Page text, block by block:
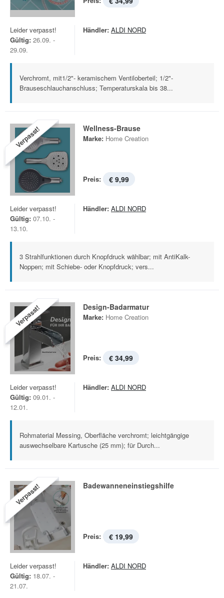
Leider verpasst!
Gültig: 26.09. -
29.09.
Händler: ALDI NORD
Verchromt, mit1/2"- keramischem Ventiloberteil; 1/2"-
Brauseschlauchanschluss; Temperaturskala bis 38...
Verpasst! Wellness-Brause
Marke: Home Creation
Preis: € 9,99
Leider verpasst!
Gültig: 07.10. -
13.10.
Händler: ALDI NORD
3 Strahlfunktionen durch Knopfdruck wählbar; mit AntiKalk-
Noppen; mit Schiebe- oder Knopfdruck; vers...
Verpasst! Design-Badarmatur
Marke: Home Creation
Preis: € 34,99
Leider verpasst!
Gültig: 09.01. -
12.01.
Händler: ALDI NORD
Rohmaterial Messing, Oberfläche verchromt; leichtgängige
auswechselbare Kartusche (25 mm); für Durch...
Verpasst! Badewanneneinstiegshilfe
Preis: € 19,99
Leider verpasst!
Gültig: 18.07. -
21.07.
Händler: ALDI NORD